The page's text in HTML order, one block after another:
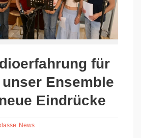
für
Ensemble
Eindrücke
News